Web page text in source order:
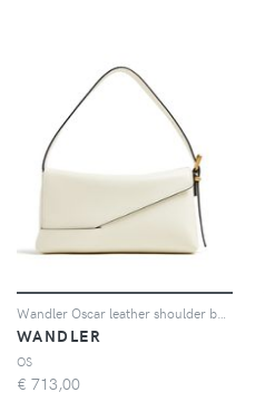
WANDLER
OS
€ 713,00